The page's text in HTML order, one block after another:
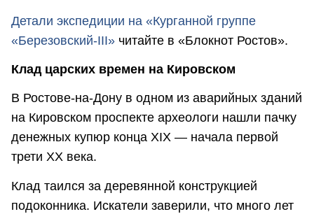
Детали экспедиции на «Курганной группе
«Березовский-III» читайте в «Блокнот Ростов».
Клад царских времен на Кировском
В Ростове-на-Дону в одном из аварийных зданий
на Кировском проспекте археологи нашли пачку
денежных купюр конца XIX — начала первой
трети XX века.
Клад таился за деревянной конструкцией
подоконника. Искатели заверили, что много лет